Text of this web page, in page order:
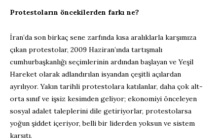
Protestoların öncekilerden farkı ne?
İran’da son birkaç sene zarfında kısa aralıklarla karşımıza
çıkan protestolar, 2009 Haziran’ında tartışmalı
cumhurbaşkanlığı seçimlerinin ardından başlayan ve Yeşil
Hareket olarak adlandırılan isyandan çeşitli açılardan
ayrılıyor. Yakın tarihli protestolara katılanlar, daha çok alt-
orta sınıf ve işsiz kesimden geliyor; ekonomiyi önceleyen
sosyal adalet taleplerini dile getiriyorlar, protestolarsa
yoğun şiddet içeriyor, belli bir liderden yoksun ve sistem
karşıtı.